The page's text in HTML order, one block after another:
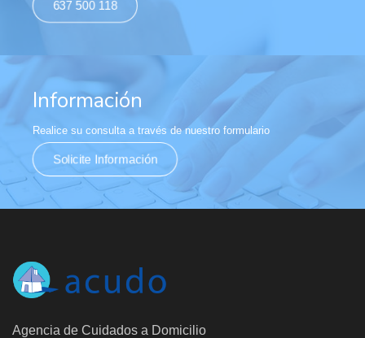
637 500 118
Información
Realice su consulta a través de nuestro formulario
Solicite Información
Agencia de Cuidados a Domicilio